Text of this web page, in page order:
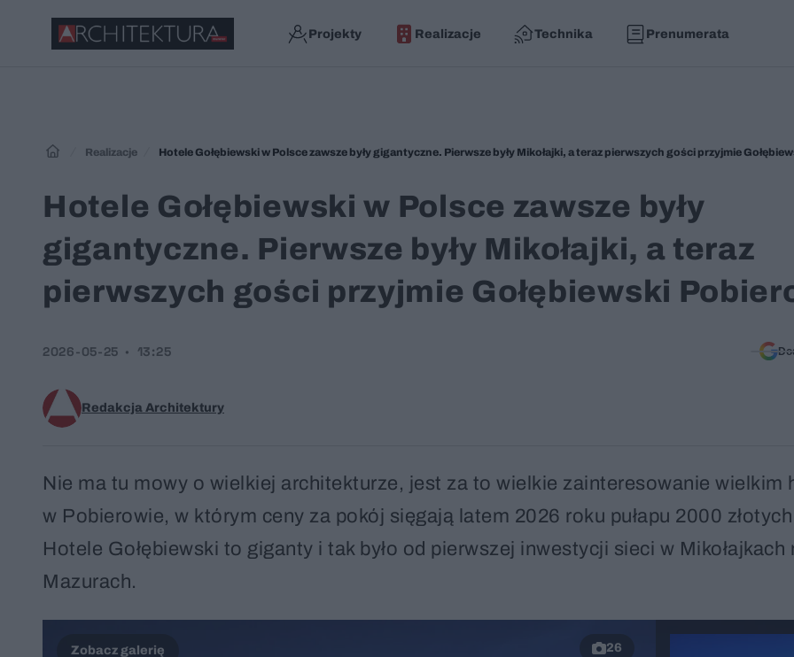
Projekty Realizacje Technika Prenumerata
Realizacje
Hotele Gołębiewski w Polsce zawsze były
gigantyczne. Pierwsze były Mikołajki, a teraz
pierwszych gości przyjmie Gołębiewski
Redakcja Architektury
2026-05-25 13:25
Nie ma tu mowy o wielkiej architekturze, jest za to wielkie zainteresowanie wielkim
w Pobierowie, w którym ceny za pokój sięgają latem 2026 roku pułapu 2000
Hotele Gołębiewski to giganty i tak było od pierwszej inwestycji sieci w Mikołajkach
Mazurach.
26